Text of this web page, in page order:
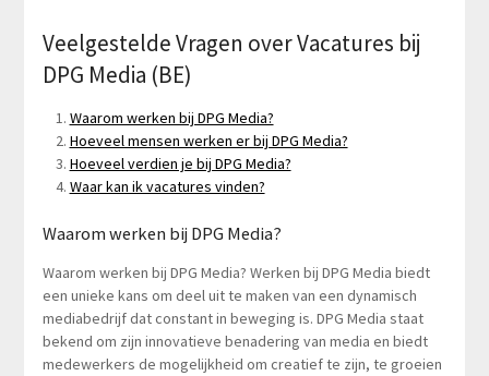
Veelgestelde Vragen over Vacatures bij
DPG Media (BE)
Waarom werken bij DPG Media?
Hoeveel mensen werken er bij DPG Media?
Hoeveel verdien je bij DPG Media?
Waar kan ik vacatures vinden?
Waarom werken bij DPG Media?
Waarom werken bij DPG Media? Werken bij DPG Media biedt
een unieke kans om deel uit te maken van een dynamisch
mediabedrijf dat constant in beweging is. DPG Media staat
bekend om zijn innovatieve benadering van media en biedt
medewerkers de mogelijkheid om creatief te zijn, te groeien